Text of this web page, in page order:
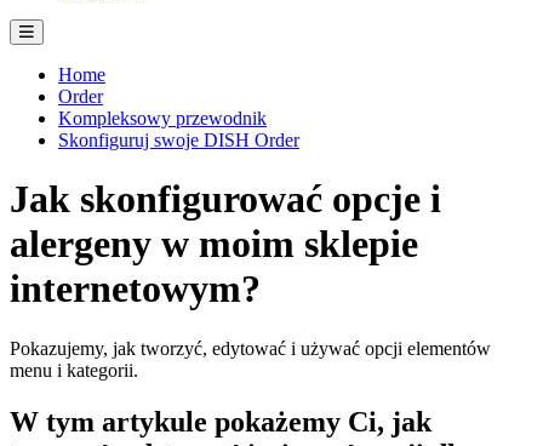
Home
Order
Kompleksowy przewodnik
Skonfiguruj swoje DISH Order
Jak skonfigurować opcje i
alergeny w moim sklepie
internetowym?
Pokazujemy, jak tworzyć, edytować i używać opcji elementów
menu i kategorii.
W tym artykule pokażemy Ci, jak